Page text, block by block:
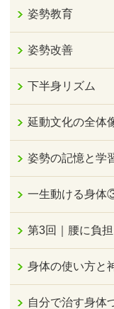
姿勢教育
姿勢改善
下半身リズム
延動文化の全体
姿勢の記憶と学
一生動ける身体
第3回｜腰に負
身体の使い方と
自分で治す身体